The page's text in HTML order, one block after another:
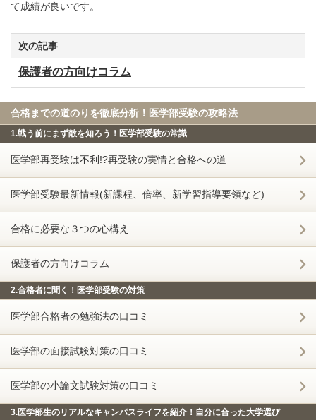
て成績が良いです。
次の記事
保護者の方向けコラム
合格までの道のりを徹底分析！医学部受験の攻略法
1.戦う前にまず敵を知ろう！医学部受験の常識
医学部再受験は不利!?再受験の実情と合格への道
医学部受験最新情報(新課程、倍率、新学習指導要領など)
合格に必要な３つの心構え
保護者の方向けコラム
2.合格者に聞く！医学部受験の対策
医学部合格者の勉強法の口コミ
医学部の面接試験対策の口コミ
医学部の小論文試験対策の口コミ
3.医学部生のリアルなキャンパスライフを紹介！自分に合った大学選び